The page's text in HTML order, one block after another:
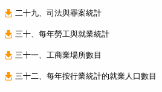
二十九、司法與罪案統計
三十、每年勞工與就業統計
三十一、工商業場所數目
三十二、每年按行業統計的就業人口數目